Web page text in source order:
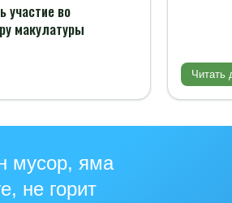
участие во
макулатуры
Читать
мусор, яма
не горит